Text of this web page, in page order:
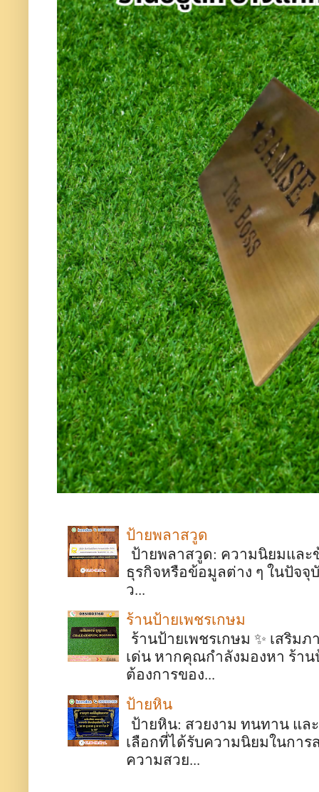
ป้ายพลาสวูด
ป้ายพลาสวูด: ความนิยมและ
ธุรกิจหรือข้อมูลต่าง ๆ ในปัจ
ว...
ร้านป้ายเพชรเกษม
ร้านป้ายเพชรเกษม ✨ เสริ
เด่น หากคุณกำลังมองหา ร้าน
ต้องการของ...
ป้ายหิน
ป้ายหิน: สวยงาม ทนทาน แล
เลือกที่ได้รับความนิยมในการ
ความสวย...